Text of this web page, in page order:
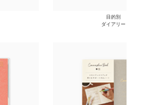
目的別
ダイアリー